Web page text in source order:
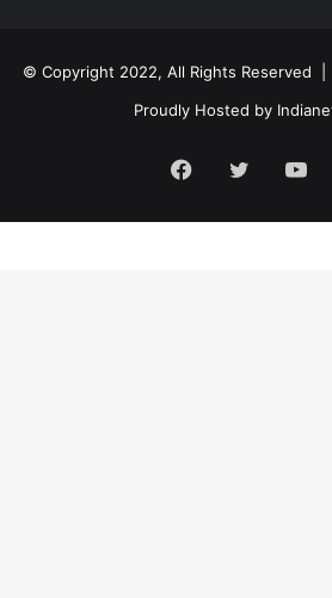
© Copyright 2022, All Rights Reserved |
Proudly Hosted by
Facebook
Twitter